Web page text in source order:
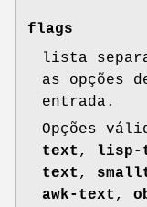
flags
lista
as opções
entrada.
Opções
text , lisp-
text ,
awk-text ,